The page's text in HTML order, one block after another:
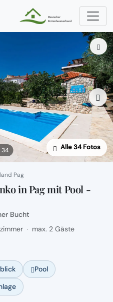
34 Alle 34 Fotos
Pag
in Pag mit Pool -
Bucht
· max. 2 Gäste
Pool